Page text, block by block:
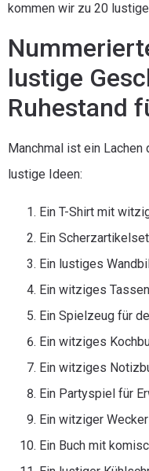
kommen wir zu 20
lustige
Ruhestand
Manchmal ist ein
lustige Ideen:
Ein T-Shirt mit
Ein Scherzartikelset
Ein lustiges
Ein witziges
Ein Spielzeug für
Ein witziges
Ein witziges
Ein Partyspiel für
Ein witziger Wecker
Ein Buch mit